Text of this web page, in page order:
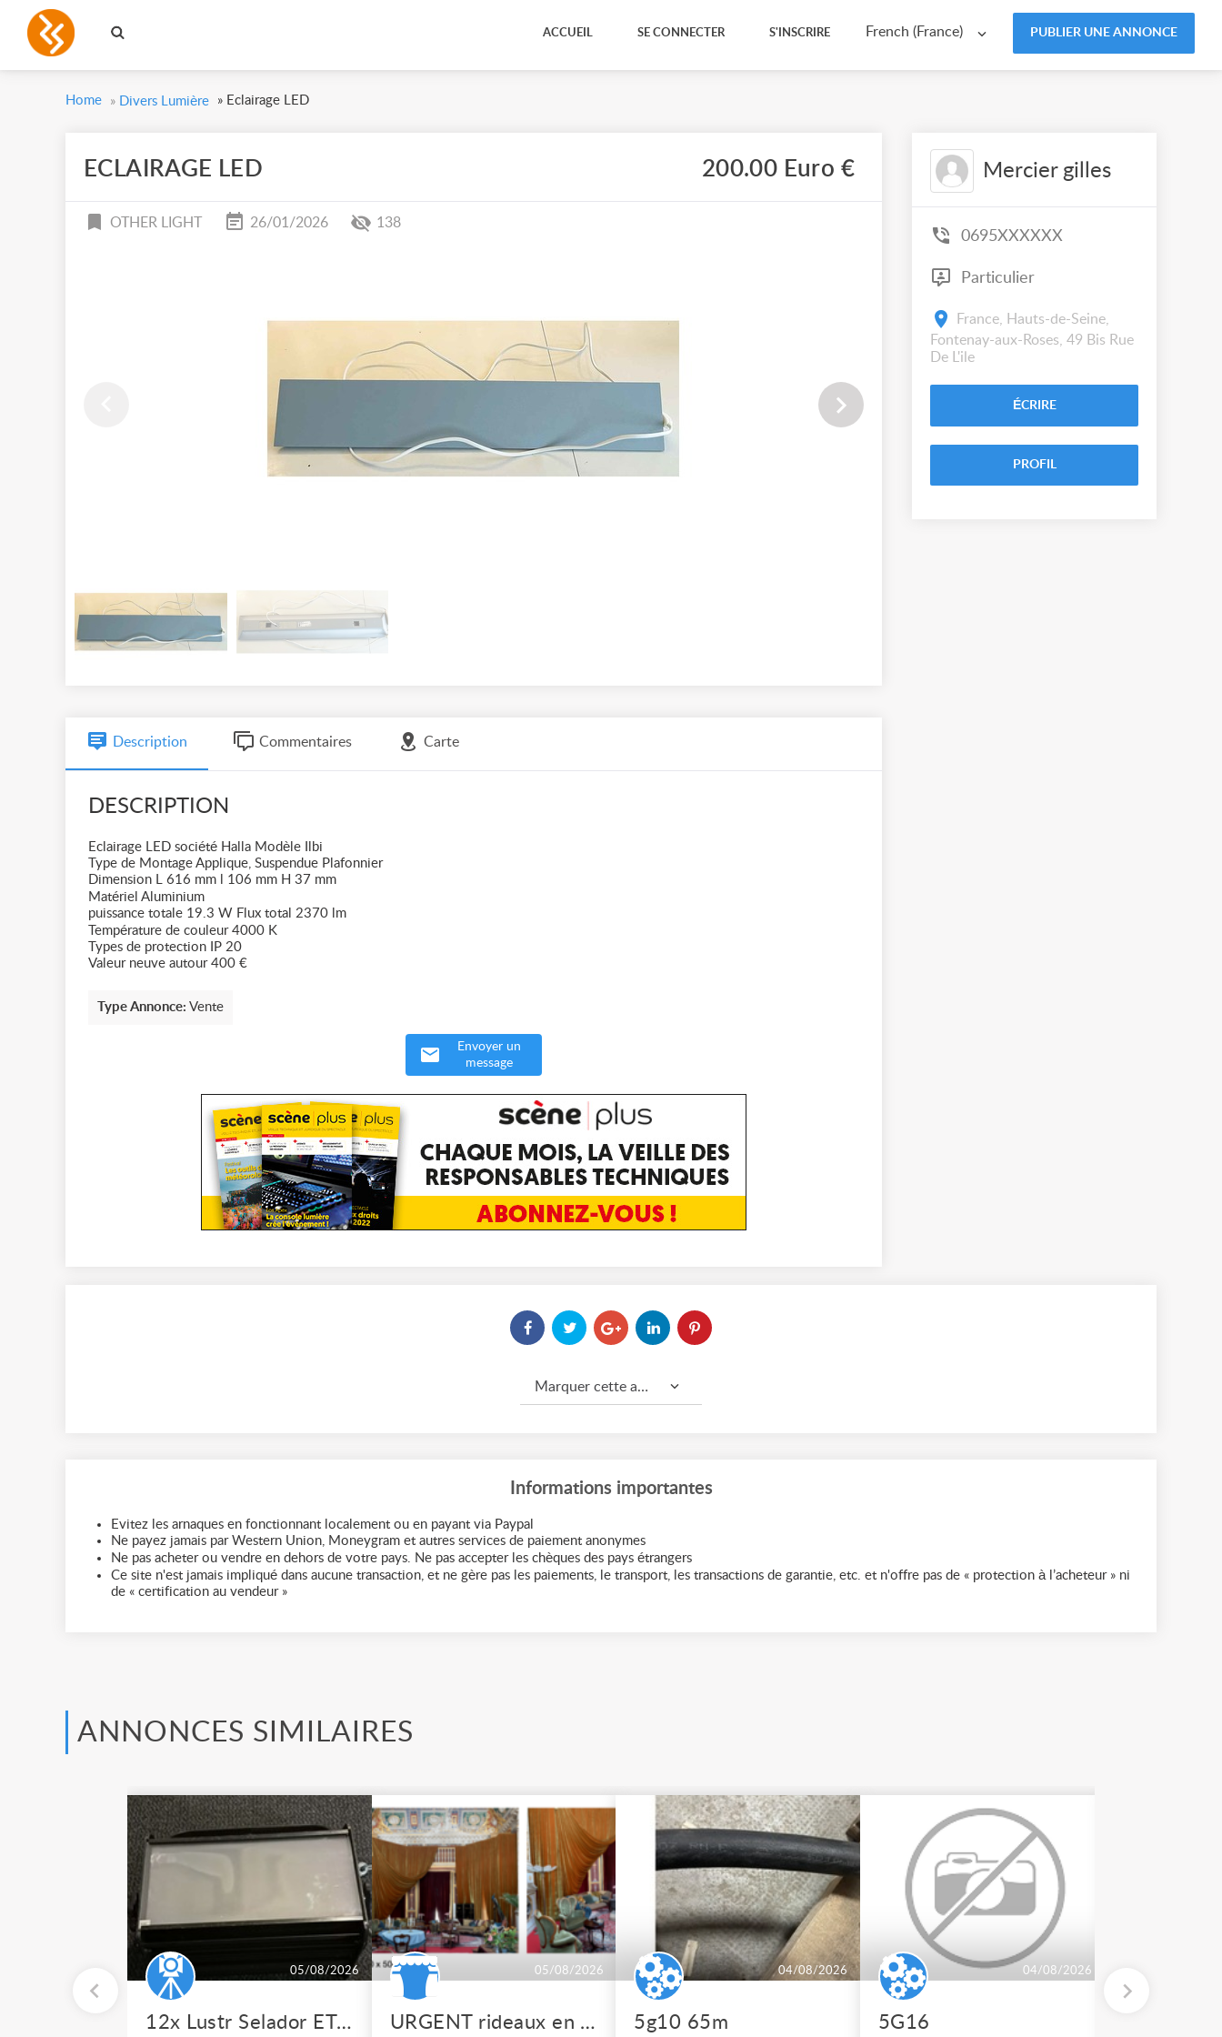
French (France) PUBLIER UNE ANNONCE
ACCUEIL SE CONNECTER S'INSCRIRE
Home » Divers Lumière » Eclairage LED
ECLAIRAGE LED 200.00 Euro €
OTHER LIGHT 26/01/2026 138
Description Commentaires Carte
DESCRIPTION
Eclairage LED société Halla Modèle Ilbi
Type de Montage Applique, Suspendue Plafonnier
Dimension L 616 mm l 106 mm H 37 mm
Matériel Aluminium
puissance totale 19.3 W Flux total 2370 lm
Température de couleur 4000 K
Types de protection IP 20
Valeur neuve autour 400 €
Type Annonce: Vente
Envoyer un
message
Mercier gilles
0695XXXXXX
Particulier
France, Hauts-de-Seine,
Fontenay-aux-Roses, 49 Bis Rue
De L'ile
ÉCRIRE
PROFIL
Marquer cette annonce comme...
Informations importantes
Evitez les arnaques en fonctionnant localement ou en payant via Paypal
Ne payez jamais par Western Union, Moneygram et autres services de paiement anonymes
Ne pas acheter ou vendre en dehors de votre pays. Ne pas accepter les chèques des pays étrangers
Ce site n'est jamais impliqué dans aucune transaction, et ne gère pas les paiements, le transport, les transactions de garantie, etc. et n'offre pas de « protection à l’acheteur » ni
de « certification au vendeur »
ANNONCES SIMILAIRES
05/08/2026
12x Lustr Selador ETC Led 7x colors filtres
05/08/2026
URGENT rideaux en velours de soie
04/08/2026
5g10 65m
04/08/2026
5G16